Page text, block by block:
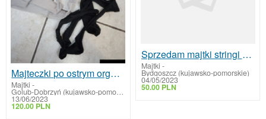
Majteczki po ostrym orgaźmie
Majtki -
Golub-Dobrzyń (kujawsko-pomorskie)
13/06/2023
120.00 PLN
Sprzedam majtki stringi noszone używana bielizna
Majtki -
Bydgoszcz (kujawsko-pomorskie)
04/05/2023
50.00 PLN